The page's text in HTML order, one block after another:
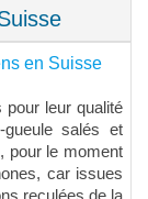
en Suisse
pour leur qualité
gueule salés et
pour le moment
car issues